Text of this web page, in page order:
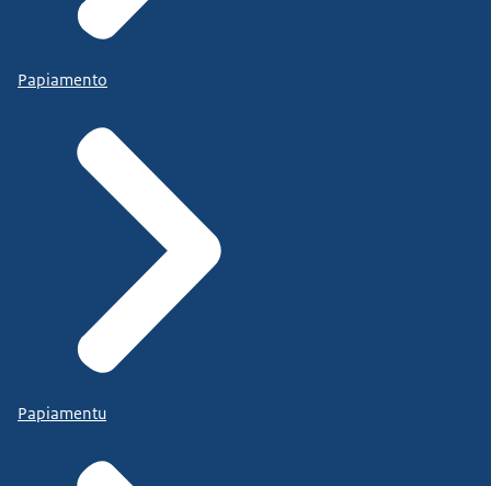
Papiamento
Papiamentu